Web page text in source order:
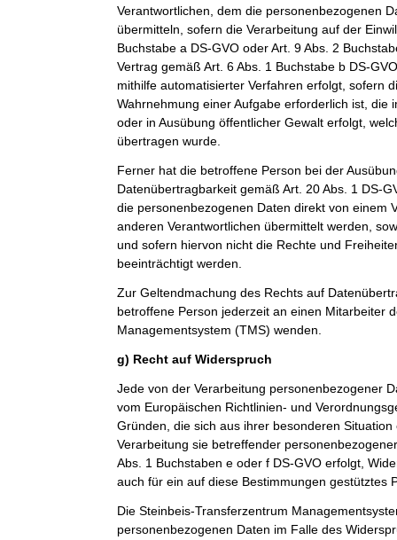
Verantwortlichen, dem die personenbezogenen
übermitteln, sofern die Verarbeitung auf der
Buchstabe a DS-GVO oder Art. 9 Abs. 2
Vertrag gemäß Art. 6 Abs. 1 Buchstabe b DS-
mithilfe automatisierter Verfahren erfolgt, sofern
Wahrnehmung einer Aufgabe erforderlich ist, die
oder in Ausübung öffentlicher Gewalt erfolgt,
übertragen wurde.
Ferner hat die betroffene Person bei der
Datenübertragbarkeit gemäß Art. 20 Abs. 1 DS-
die personenbezogenen Daten direkt von einem
anderen Verantwortlichen übermittelt werden,
und sofern hiervon nicht die Rechte und
beeinträchtigt werden.
Zur Geltendmachung des Rechts auf
betroffene Person jederzeit an einen Mitarbeiter
Managementsystem (TMS) wenden.
g) Recht auf Widerspruch
Jede von der Verarbeitung personenbezogener
vom Europäischen Richtlinien- und
Gründen, die sich aus ihrer besonderen
Verarbeitung sie betreffender
Abs. 1 Buchstaben e oder f DS-GVO erfolgt,
auch für ein auf diese Bestimmungen gestütztes
Die Steinbeis-Transferzentrum
personenbezogenen Daten im Falle des